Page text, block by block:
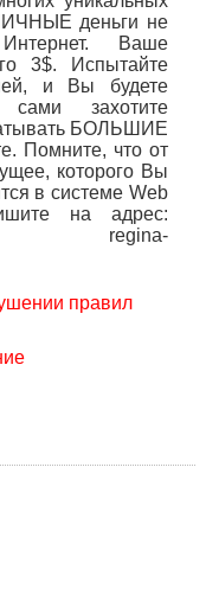
деньги не
Ваше
3$. Испытайте
и Вы будете
захотите
БОЛЬШИЕ
Помните, что от
которого Вы
в системе Web
на адрес:
regina-
правил